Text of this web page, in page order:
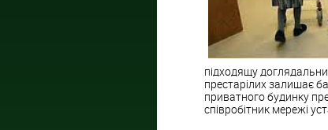
підходящу
престарілих залишає
приватного будинку
співробітник мережі